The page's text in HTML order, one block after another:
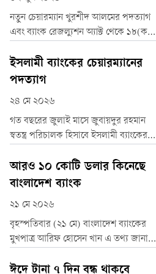
নতুন চেয়ারম্যান খুরশীদ আলমের পদত্যাগ
এবং ব্যাংক রেজল্যুশন অ্যাক্ট থেকে ১৮(ক)
দিনের মতো রাজধানীর মতিঝিলের
দিলকুশায় অবস্থান কর্মসূচি চালিয়ে যাচ্ছেন
সদস্যরা।
ইসলামী ব্যাংকের চেয়ারম্যানের
পদত্যাগ
২৪ মে ২০২৬
গত বছরের জুলাই মাসে জুবায়দুর রহমান
স্বতন্ত্র পরিচালক হিসাবে ইসলামী ব্যাংকের
চেয়ারম্যানের দায়িত্বে ওবায়েদ উল্লাহ আল
মাসুদের স্থলাভিষিক্ত হয়েছিলেন।
আরও ১০ কোটি ডলার কিনেছে
বাংলাদেশ ব্যাংক
২১ মে ২০২৬
বৃহস্পতিবার (২১ মে) বাংলাদেশ ব্যাংকের
মুখপাত্র আরিফ হোসেন খান এ তথ্য জানান।
ডলারের সরবরাহ বেশি। তাই রপ্তানিকারক ও
ঈদে টানা ৭ দিন বন্ধ থাকবে